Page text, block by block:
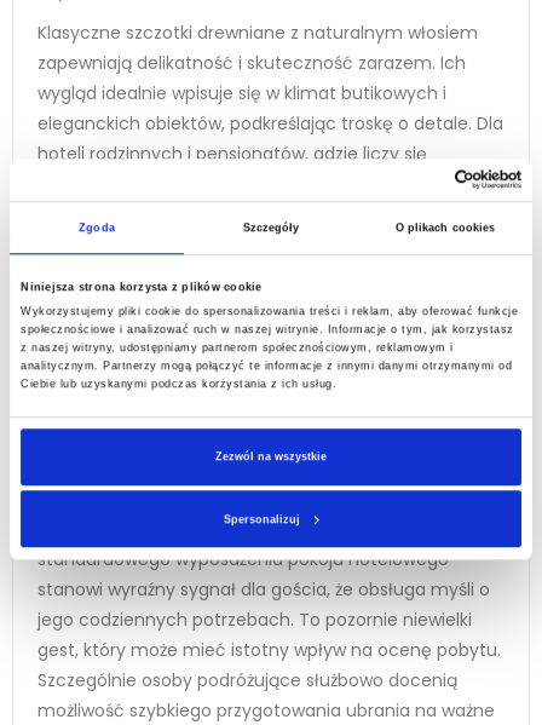
Zgoda Szczegóły O plikach cookies
Niniejsza strona korzysta z plików cookie
Wykorzystujemy pliki cookie do spersonalizowania treści i reklam, aby oferować funkcje
społecznościowe i analizować ruch w naszej witrynie. Informacje o tym, jak korzystasz
z naszej witryny, udostępniamy partnerom społecznościowym, reklamowym i
analitycznym. Partnerzy mogą połączyć te informacje z innymi danymi otrzymanymi od
Ciebie lub uzyskanymi podczas korzystania z ich usług.
Zezwól na wszystkie
Spersonalizuj
Klasyczne szczotki drewniane z naturalnym włosiem
zapewniają delikatność i skuteczność zarazem. Ich
wygląd idealnie wpisuje się w klimat butikowych i
eleganckich obiektów, podkreślając troskę o detale. Dla
hoteli rodzinnych i pensjonatów, gdzie liczy się
funkcjonalność i uniwersalność, doskonałym wyborem
Dlaczego warto
oferować szczotki do
ubrań w pokoju
hotelowym
Wprowadzenie szczotek do ubrań jako elementu
standardowego wyposażenia pokoju hotelowego
stanowi wyraźny sygnał dla gościa, że obsługa myśli o
jego codziennych potrzebach. To pozornie niewielki
gest, który może mieć istotny wpływ na ocenę pobytu.
Szczególnie osoby podróżujące służbowo docenią
możliwość szybkiego przygotowania ubrania na ważne